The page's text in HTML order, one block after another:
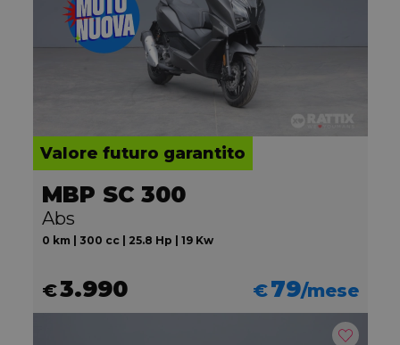
Valore futuro garantito
MBP SC 300
Abs
0 km | 300 cc | 25.8 Hp | 19 Kw
€3.990 €79/mese